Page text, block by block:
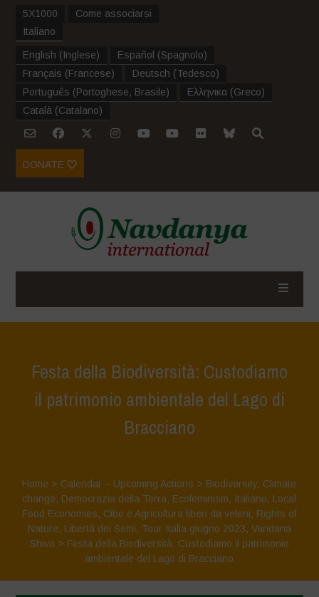
5X1000
Come associarsi
Italiano
English (Inglese) Español (Spagnolo)
Français (Francese) Deutsch (Tedesco)
Português (Portoghese, Brasile) Ελληνικα (Greco)
Català (Catalano)
DONATE
Festa della Biodiversità: Custodiamo
il patrimonio ambientale del Lago di
Bracciano
Home > Calendar – Upcoming Actions > Biodiversity, Climate
change, Democrazia della Terra, Ecofeminism, Italiano, Local
Food Economies, Cibo e Agricoltura liberi da veleni, Rights of
Nature, Libertà dei Semi, Tour Italia giugno 2023, Vandana
Shiva > Festa della Biodiversità: Custodiamo il patrimonio
ambientale del Lago di Bracciano